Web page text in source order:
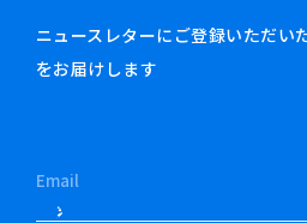
ニュースレターにご登録いただい
をお届けします